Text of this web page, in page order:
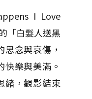
I Love
「白髮人送黑
念與哀傷，
樂與美滿。
緒，觀影結束